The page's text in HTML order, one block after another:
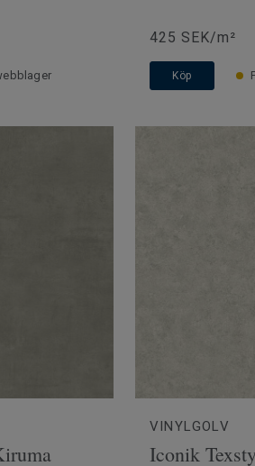
425 SEK/m²
Köp
VINYLGOLV
Iconik